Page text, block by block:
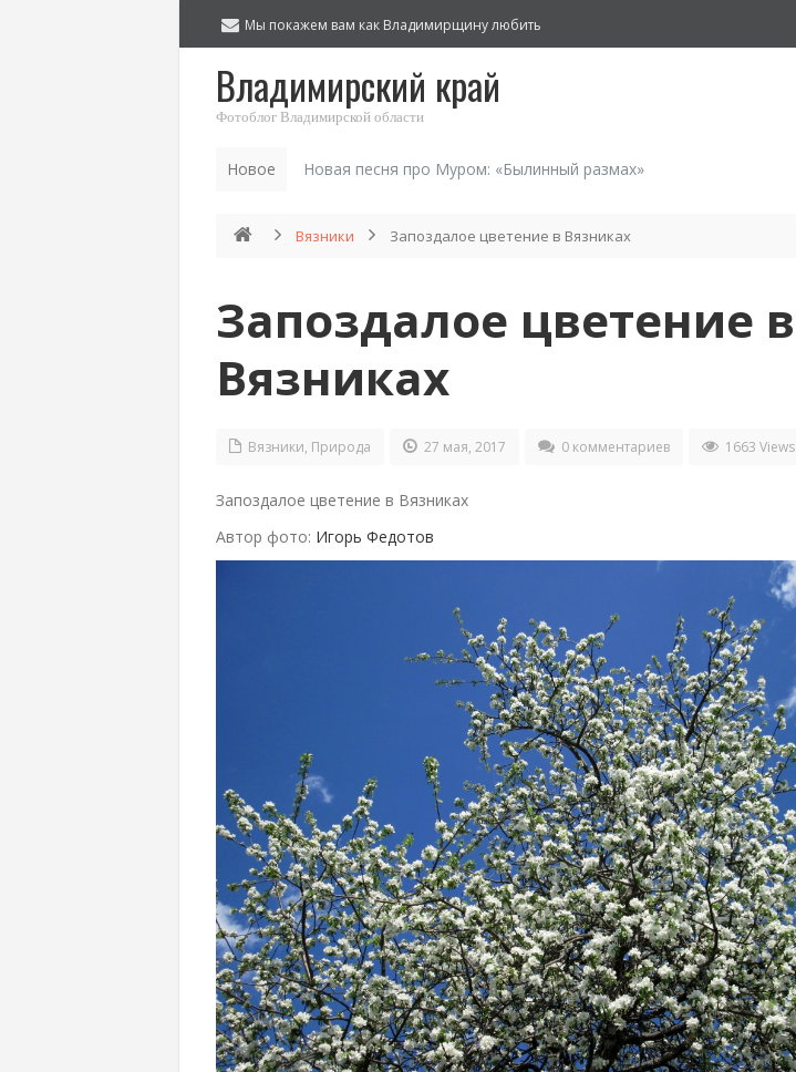
Мы покажем вам как Владимирщину любить
Владимирский край
Фотоблог Владимирской области
Новое Новая песня про Муром: «Былинный размах»
Вязники Запоздалое цветение в Вязниках
Запоздалое цветение в
Вязниках
Вязники, Природа 27 мая, 2017 0 комментариев 1663 Views
Запоздалое цветение в Вязниках
Автор фото: Игорь Федотов